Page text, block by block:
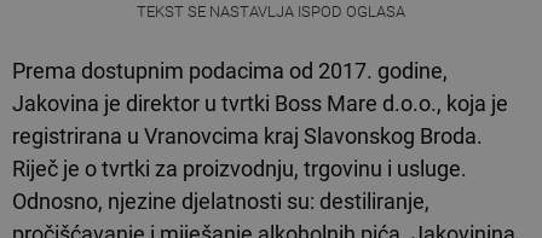
TEKST SE NASTAVLJA ISPOD OGLASA
Prema dostupnim podacima od 2017. godine,
Jakovina je direktor u tvrtki Boss Mare d.o.o., koja je
registrirana u Vranovcima kraj Slavonskog Broda.
Riječ je o tvrtki za proizvodnju, trgovinu i usluge.
Odnosno, njezine djelatnosti su: destiliranje,